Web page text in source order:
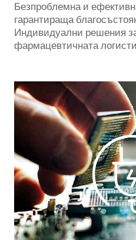
Безпроблемна и
гарантираща
Индивидуални решения
фармацевтичната